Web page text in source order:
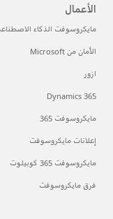
الأعمال
مايكروسوفت الذكاء
الأمان من Microsoft
ازور
Dynamics 365
مايكروسوفت 365
إعلانات مايكروسوفت
مايكروسوفت 365 كوبيلوت
فرق مايكروسوفت